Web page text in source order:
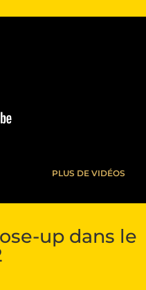
PLUS DE VIDÉOS
up dans le